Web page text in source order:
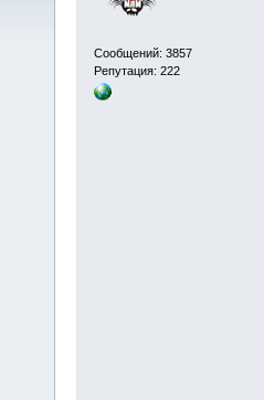
Сообщений: 3857
Репутация: 222